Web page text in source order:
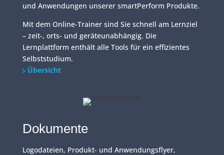
und Anwendungen unserer smartPerform Produkte.
Mit dem Online-Trainer sind Sie schnell am Lernziel
– zeit-, orts- und geräteunabhängig. Die
Lernplattform enthält alle Tools für ein effizientes
Selbststudium.
Übersicht
Dokumente
Logodateien, Produkt- und Anwendungsflyer,